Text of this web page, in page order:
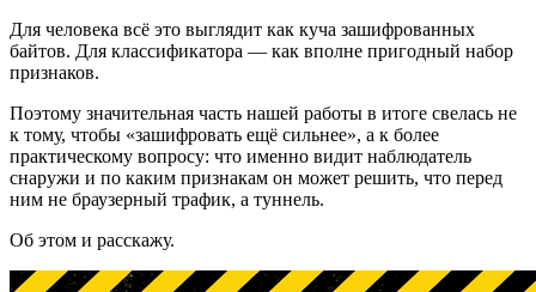
Для человека всё это выглядит как куча зашифрованных
байтов. Для классификатора — как вполне пригодный набор
признаков.
Поэтому значительная часть нашей работы в итоге свелась не
к тому, чтобы «зашифровать ещё сильнее», а к более
практическому вопросу: что именно видит наблюдатель
снаружи и по каким признакам он может решить, что перед
ним не браузерный трафик, а туннель.
Об этом и расскажу.